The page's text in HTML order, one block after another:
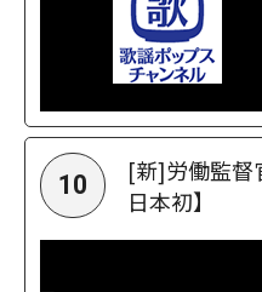
10
[新]労働監督
日本初】